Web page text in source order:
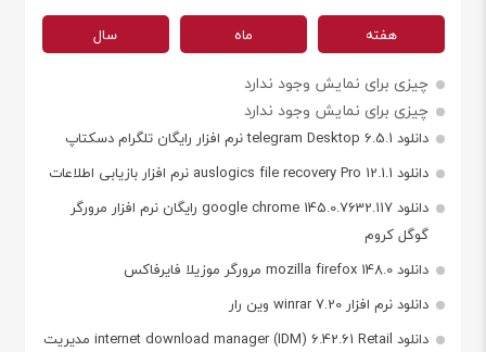
هفته ماه سال
چیزی برای نمایش وجود ندارد
چیزی برای نمایش وجود ندارد
دانلود telegram Desktop 6.5.1 نرم افزار رایگان تلگرام دسکتاپ
دانلود auslogics file recovery Pro 12.1.1 نرم افزار بازیابی اطلاعات
دانلود google chrome 145.0.7632.117 رایگان نرم افزار مرورگر
گوگل کروم
دانلود mozilla firefox 148.0 مرورگر موزیلا فایرفاکس
دانلود نرم افزار winrar 7.20 وین رار
دانلود internet download manager (IDM) 6.42.61 Retail مدیریت